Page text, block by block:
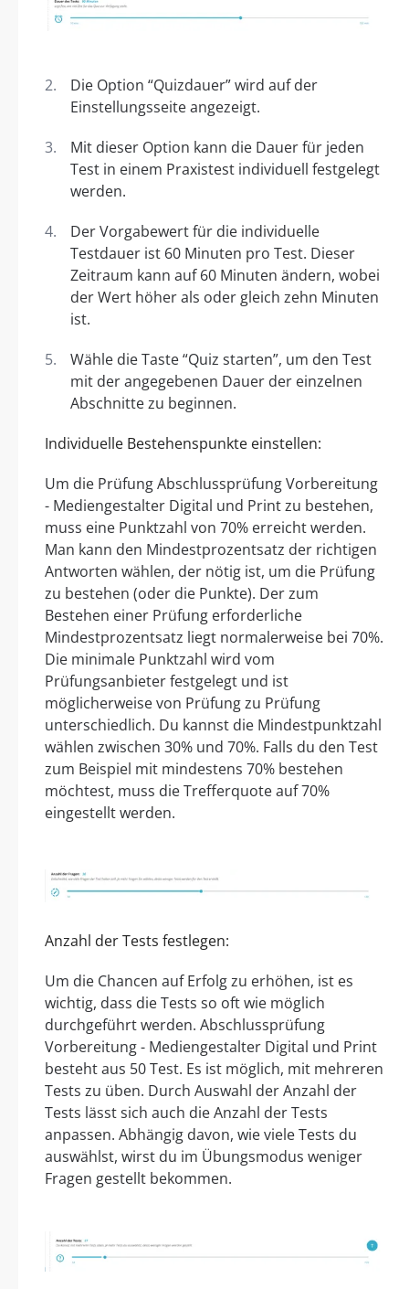
Die Option “Quizdauer” wird auf der
Einstellungsseite angezeigt.
Mit dieser Option kann die Dauer für jeden
Test in einem Praxistest individuell festgelegt
werden.
Der Vorgabewert für die individuelle
Testdauer ist 60 Minuten pro Test. Dieser
Zeitraum kann auf 60 Minuten ändern, wobei
der Wert höher als oder gleich zehn Minuten
ist.
Wähle die Taste “Quiz starten”, um den Test
mit der angegebenen Dauer der einzelnen
Abschnitte zu beginnen.
Individuelle Bestehenspunkte einstellen:
Um die Prüfung Abschlussprüfung Vorbereitung
- Mediengestalter Digital und Print zu bestehen,
muss eine Punktzahl von 70% erreicht werden.
Man kann den Mindestprozentsatz der richtigen
Antworten wählen, der nötig ist, um die Prüfung
zu bestehen (oder die Punkte). Der zum
Bestehen einer Prüfung erforderliche
Mindestprozentsatz liegt normalerweise bei 70%.
Die minimale Punktzahl wird vom
Prüfungsanbieter festgelegt und ist
möglicherweise von Prüfung zu Prüfung
unterschiedlich. Du kannst die Mindestpunktzahl
wählen zwischen 30% und 70%. Falls du den Test
zum Beispiel mit mindestens 70% bestehen
möchtest, muss die Trefferquote auf 70%
eingestellt werden.
Anzahl der Tests festlegen:
Um die Chancen auf Erfolg zu erhöhen, ist es
wichtig, dass die Tests so oft wie möglich
durchgeführt werden. Abschlussprüfung
Vorbereitung - Mediengestalter Digital und Print
besteht aus 50 Test. Es ist möglich, mit mehreren
Tests zu üben. Durch Auswahl der Anzahl der
Tests lässt sich auch die Anzahl der Tests
anpassen. Abhängig davon, wie viele Tests du
auswählst, wirst du im Übungsmodus weniger
Fragen gestellt bekommen.